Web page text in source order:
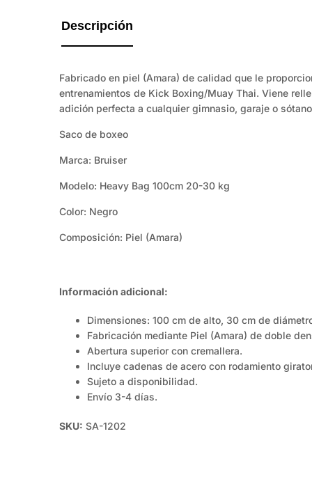
disponible.
Descripción
Fabricado en piel (Amara) de calidad que le
entrenamientos de Kick Boxing/Muay Thai. Viene
adición perfecta a cualquier gimnasio, garaje o sótano
Saco de boxeo
Marca: Bruiser
Modelo: Heavy Bag 100cm 20-30 kg
Color: Negro
Composición: Piel (Amara)
Información adicional:
Dimensiones: 100 cm de alto, 30 cm de
Fabricación mediante Piel (Amara) de doble
Abertura superior con cremallera.
Incluye cadenas de acero con rodamiento
Sujeto a disponibilidad.
Envío 3-4 días.
SKU: SA-1202